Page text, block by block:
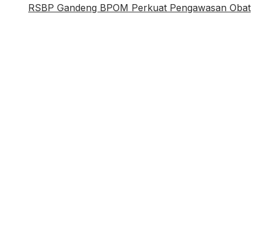
RSBP Gandeng BPOM Perkuat Pengawasan Obat